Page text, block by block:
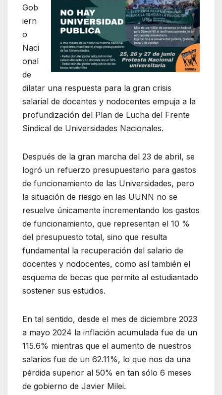
Gob
iern
o
Naci
onal
de
dilatar una respuesta para la gran crisis
salarial de docentes y nodocentes empuja a la
profundización del Plan de Lucha del Frente
Sindical de Universidades Nacionales.
Después de la gran marcha del 23 de abril, se
logró un refuerzo presupuestario para gastos
de funcionamiento de las Universidades, pero
la situación de riesgo en las UUNN no se
resuelve únicamente incrementando los gastos
de funcionamiento, que representan el 10 %
del presupuesto total, sino que resulta
fundamental la recuperación del salario de
docentes y nodocentes, como así también el
esquema de becas que permite al estudiantado
sostener sus estudios.
En tal sentido, desde el mes de diciembre 2023
a mayo 2024 la inflación acumulada fue de un
115.6% mientras que el aumento de nuestros
salarios fue de un 62.11%, lo que nos da una
pérdida superior al 50% en tan sólo 6 meses
de gobierno de Javier Milei.